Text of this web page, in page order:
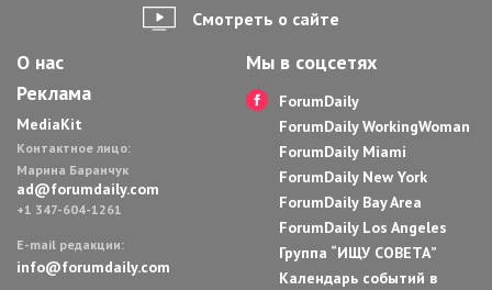
Смотреть о сайте
О нас
Реклама
MediaKit
Контактное лицо:
Марина Баранчук
ad@forumdaily.com
+1 347-604-1261
E-mail редакции:
info@forumdaily.com
Мы в соцсетях
ForumDaily
ForumDaily WorkingWoman
ForumDaily Miami
ForumDaily New York
ForumDaily Bay Area
ForumDaily Los Angeles
Группа “ИЩУ СОВЕТА”
Календарь событий в